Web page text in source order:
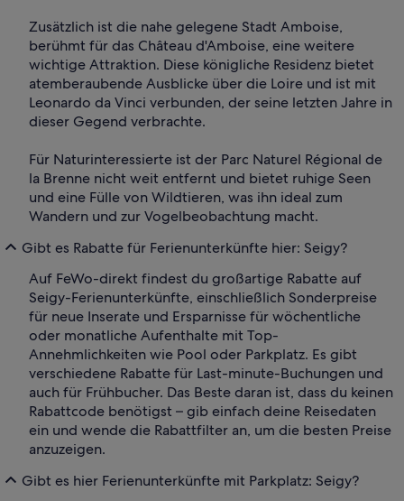
Zusätzlich ist die nahe gelegene Stadt Amboise,
berühmt für das Château d'Amboise, eine weitere
wichtige Attraktion. Diese königliche Residenz bietet
atemberaubende Ausblicke über die Loire und ist mit
Leonardo da Vinci verbunden, der seine letzten Jahre in
dieser Gegend verbrachte.
Für Naturinteressierte ist der Parc Naturel Régional de
la Brenne nicht weit entfernt und bietet ruhige Seen
und eine Fülle von Wildtieren, was ihn ideal zum
Wandern und zur Vogelbeobachtung macht.
Gibt es Rabatte für Ferienunterkünfte hier: Seigy?
Auf FeWo-direkt findest du großartige Rabatte auf
Seigy-Ferienunterkünfte, einschließlich Sonderpreise
für neue Inserate und Ersparnisse für wöchentliche
oder monatliche Aufenthalte mit Top-
Annehmlichkeiten wie Pool oder Parkplatz. Es gibt
verschiedene Rabatte für Last-minute-Buchungen und
auch für Frühbucher. Das Beste daran ist, dass du keinen
Rabattcode benötigst – gib einfach deine Reisedaten
ein und wende die Rabattfilter an, um die besten Preise
anzuzeigen.
Gibt es hier Ferienunterkünfte mit Parkplatz: Seigy?